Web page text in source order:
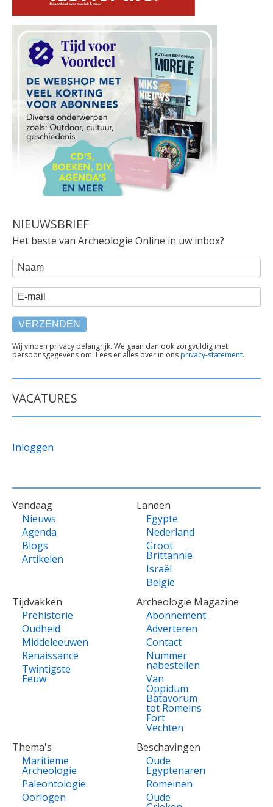
NIEUWSBRIEF
Het beste van Archeologie Online in uw inbox?
WEBFORM
Naam
E-mail
TEKST
ONDER
Wij vinden privacy belangrijk. We gaan dan ook zorgvuldig met
persoonsgegevens om. Lees er alles over in onsprivacy-statement.
VACATURES
Inloggen
VOET
Vandaag
Nieuws
Agenda
Blogs
Artikelen
Landen
Egypte
Nederland
Groot
Brittannië
Israël
België
Tijdvakken
Prehistorie
Oudheid
Middeleeuwen
Renaissance
Twintigste
Eeuw
Archeologie Magazine
Abonnement
Adverteren
Contact
Nummer
nabestellen
Van
Oppidum
Batavorum
tot Romeins
Fort
Vechten
Thema's
Maritieme
Archeologie
Paleontologie
Oorlogen
Beschavingen
Oude
Egyptenaren
Romeinen
Oude